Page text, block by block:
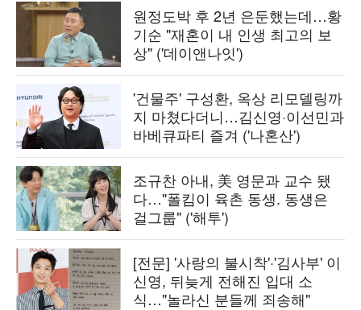
원정도박 후 2년 은둔했는데…황
기순 "재혼이 내 인생 최고의 보
상" ('데이앤나잇')
'건물주' 구성환, 옥상 리모델링까
지 마쳤다더니…김신영·이선민과
바베큐파티 즐겨 ('나혼산')
조규찬 아내, 美 영문과 교수 됐
다…"폴킴이 육촌 동생. 동생은
걸그룹" ('해투')
[전문] '사랑의 불시착'·'김사부' 이
신영, 뒤늦게 전해진 입대 소
식…"놀라신 분들께 죄송해"